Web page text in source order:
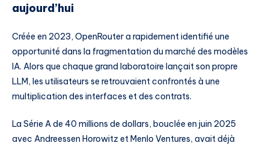
aujourd’hui
Créée en 2023, OpenRouter a rapidement identifié une
opportunité dans la fragmentation du marché des modèles
IA. Alors que chaque grand laboratoire lançait son propre
LLM, les utilisateurs se retrouvaient confrontés à une
multiplication des interfaces et des contrats.
La Série A de 40 millions de dollars, bouclée en juin 2025
avec Andreessen Horowitz et Menlo Ventures, avait déjà